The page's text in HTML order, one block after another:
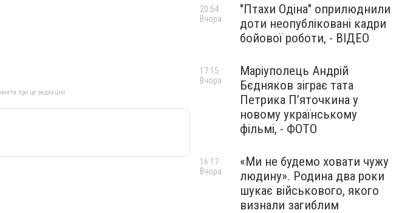
про це редакцію
"Птахи Одіна" оприлюднили
доти неопубліковані кадри
бойової роботи, - ВІДЕО
20:54
Вчора
Маріуполець Андрій
Бєдняков зіграє тата
Петрика П’яточкина у
новому українському
фільмі, - ФОТО
17:15
Вчора
«Ми не будемо ховати чужу
людину». Родина два роки
шукає військового, якого
визнали загиблим
16:17
Вчора